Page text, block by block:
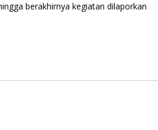
berakhirnya kegiatan dilaporkan